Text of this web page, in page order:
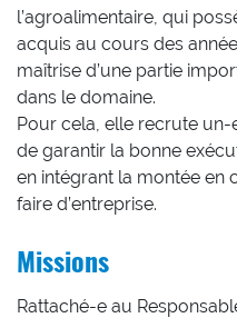
l’agroalimentaire, qui
acquis au cours des
maîtrise d’une partie
dans le domaine.
Pour cela, elle recrute un-
de garantir la bonne
en intégrant la montée en
faire d’entreprise.
Missions
Rattaché-e au